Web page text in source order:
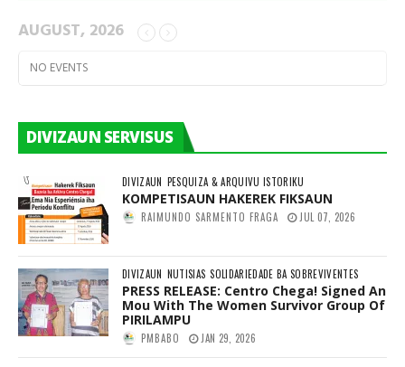
AUGUST, 2026
NO EVENTS
DIVIZAUN SERVISUS
DIVIZAUN PESQUIZA & ARQUIVU ISTORIKU
KOMPETISAUN HAKEREK FIKSAUN
RAIMUNDO SARMENTO FRAGA JUL 07, 2026
DIVIZAUN NUTISIAS SOLIDARIEDADE BA SOBREVIVENTES
PRESS RELEASE: Centro Chega! Signed An
Mou With The Women Survivor Group Of
PIRILAMPU
PMBABO JAN 29, 2026